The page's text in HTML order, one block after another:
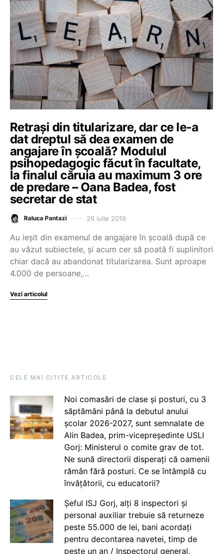
Retrași din titularizare, dar ce le-a
dat dreptul să dea examen de
angajare în școală? Modulul
psihopedagogic făcut în facultate,
la finalul căruia au maximum 3 ore
de predare – Oana Badea, fost
secretar de stat
Raluca Pantazi 26 iulie 2019
Au ieșit din examenul de angajare în școală după ce
au văzut subiectele, și acum cer să poată fi suplinitori
chiar dacă au abandonat titularizarea. Sunt aproape
4.000 de persoane,…
Vezi articolul
CELE MAI CITITE ARTICOLE
Noi comasări de clase și posturi, cu 3
săptămâni până la debutul anului
școlar 2026-2027, sunt semnalate de
Alin Badea, prim-vicepreședinte USLI
Gorj: Ministerul o comite grav de tot.
Ne sună directorii disperați că oamenii
rămân fără posturi. Ce se întâmplă cu
învățătorii, cu educatorii?
Șeful ISJ Gorj, alți 8 inspectori și
personal auxiliar trebuie să returneze
peste 55.000 de lei, bani acordați
pentru decontarea navetei, timp de
peste un an / Inspectorul general,